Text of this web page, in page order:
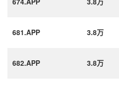
681.APP 3.8万
682.APP 3.8万